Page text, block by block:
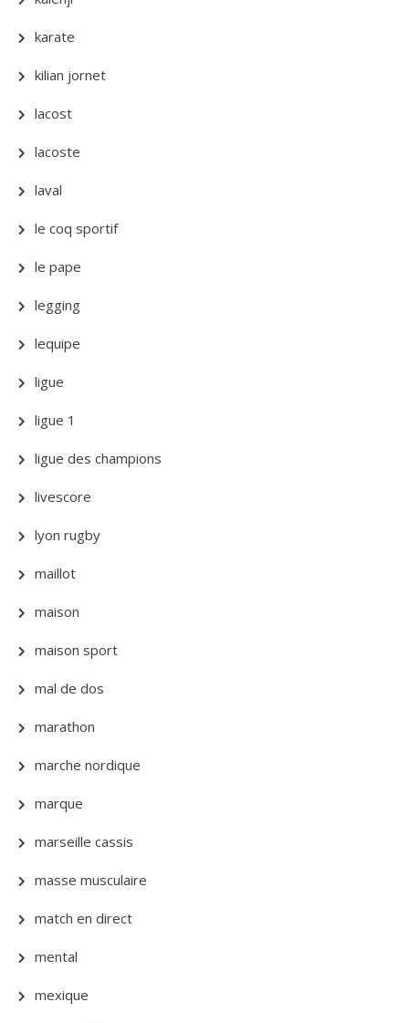
karate
kilian jornet
lacost
lacoste
laval
le coq sportif
le pape
legging
lequipe
ligue
ligue 1
ligue des champions
livescore
lyon rugby
maillot
maison
maison sport
mal de dos
marathon
marche nordique
marque
marseille cassis
masse musculaire
match en direct
mental
mexique